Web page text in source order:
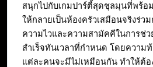
สนุกไปกับเกมปาร์ตี้สุดชุลมุนที่พร้อ
ให้กลายเป็นห้องครัวเสมือนจริงร่ว
ความไวและความสามัคคีในการช่
สำเร็จทันเวลาที่กำหนด โดยความ
แต่ละคนจะมีไม่เหมือนกัน ทำให้ต้อ